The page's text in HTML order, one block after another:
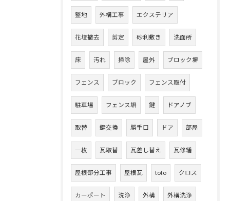
整地 外構工事 エクステリア
花壇撤去 剪定 砂利敷き 洗面所
床 汚れ 掃除 屋外 ブロック塀
フェンス ブロック フェンス取付
駐車場 フェンス塀 鍵 ドアノブ
取替 鍵交換 勝手口 ドア 部屋
一枚 瓦取替 瓦差し替え 瓦修繕
屋根部分工事 屋根瓦 toto クロス
カーポート 洗浄 外構 外構洗浄